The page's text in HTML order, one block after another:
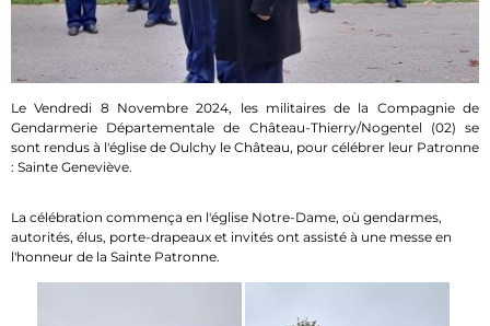
Le Vendredi 8 Novembre 2024, les militaires de la Compagnie de
Gendarmerie Départementale de Château-Thierry/Nogentel (02) se
sont rendus à l'église de Oulchy le Château, pour célébrer leur Patronne
: Sainte Geneviève.
La célébration commença en l'église Notre-Dame, où gendarmes,
autorités, élus, porte-drapeaux et invités ont assisté à une messe en
l'honneur de la Sainte Patronne.